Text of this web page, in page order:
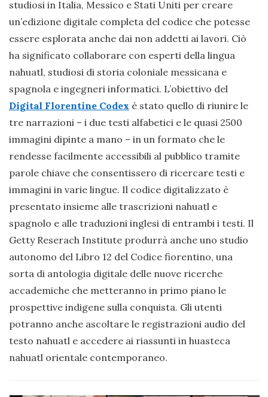
studiosi in Italia, Messico e Stati Uniti per creare
un’edizione digitale completa del codice che potesse
essere esplorata anche dai non addetti ai lavori. Ciò
ha significato collaborare con esperti della lingua
nahuatl, studiosi di storia coloniale messicana e
spagnola e ingegneri informatici. L’obiettivo del
Digital Florentine Codex è stato quello di riunire le
tre narrazioni – i due testi alfabetici e le quasi 2500
immagini dipinte a mano – in un formato che le
rendesse facilmente accessibili al pubblico tramite
parole chiave che consentissero di ricercare testi e
immagini in varie lingue. Il codice digitalizzato è
presentato insieme alle trascrizioni nahuatl e
spagnolo e alle traduzioni inglesi di entrambi i testi. Il
Getty Reserach Institute produrrà anche uno studio
autonomo del Libro 12 del Codice fiorentino, una
sorta di antologia digitale delle nuove ricerche
accademiche che metteranno in primo piano le
prospettive indigene sulla conquista. Gli utenti
potranno anche ascoltare le registrazioni audio del
testo nahuatl e accedere ai riassunti in huasteca
nahuatl orientale contemporaneo.